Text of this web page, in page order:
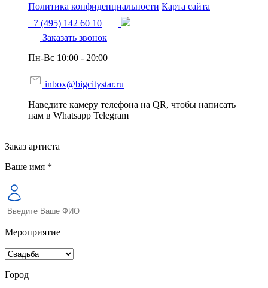
Политика конфиденциальности Карта сайта
+7 (495) 142 60 10
Заказать звонок
Пн-Вс 10:00 - 20:00
inbox@bigcitystar.ru
Наведите камеру телефона на QR, чтобы написать
нам в Whatsapp Telegram
Заказ артиста
Ваше имя *
Мероприятие
Город